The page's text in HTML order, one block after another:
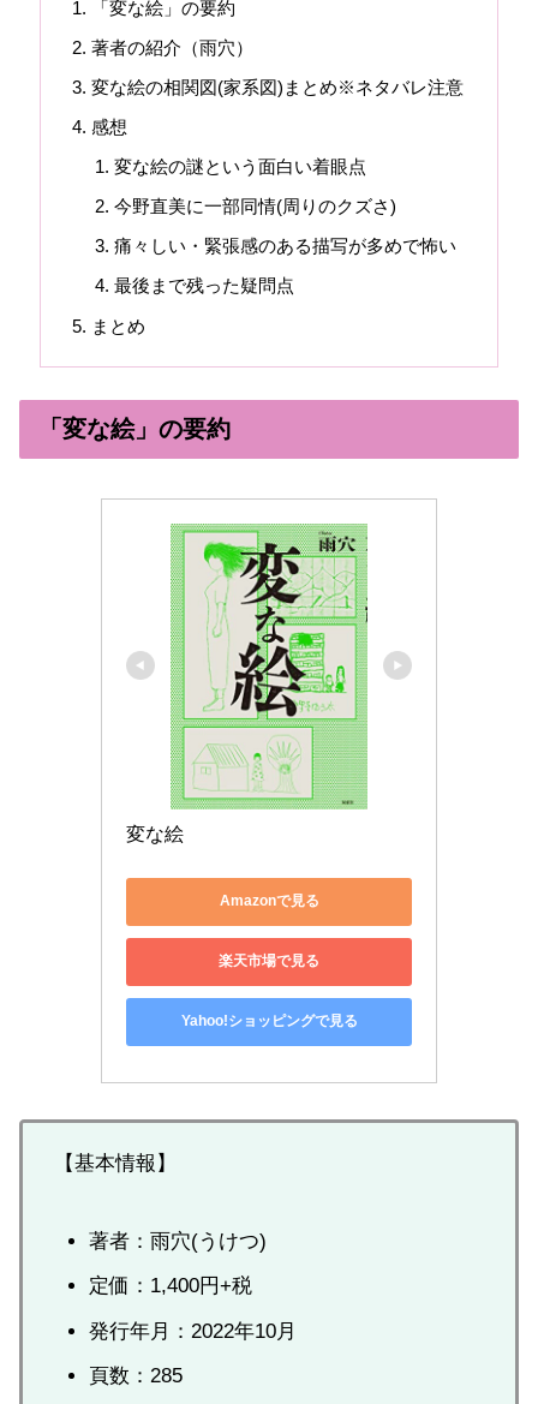
「変な絵」の要約
著者の紹介（雨穴）
変な絵の相関図(家系図)まとめ※ネタバレ注意
感想
変な絵の謎という面白い着眼点
今野直美に一部同情(周りのクズさ)
痛々しい・緊張感のある描写が多めで怖い
最後まで残った疑問点
まとめ
「変な絵」の要約
変な絵
Amazonで見る
楽天市場で見る
Yahoo!ショッピングで見る
【基本情報】
著者：雨穴(うけつ)
定価：1,400円+税
発行年月：2022年10月
頁数：285